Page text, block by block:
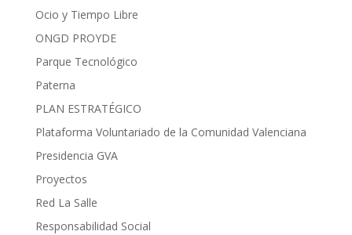
Ocio y Tiempo Libre
ONGD PROYDE
Parque Tecnológico
Paterna
PLAN ESTRATÉGICO
Plataforma Voluntariado de la Comunidad Valenciana
Presidencia GVA
Proyectos
Red La Salle
Responsabilidad Social